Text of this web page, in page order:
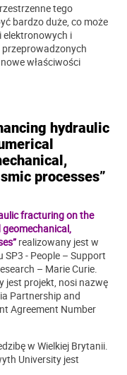
tego
bardzo duże, co może
elektronowych i
właściwości
hydraulic
processes”
fracturing on the
realizowany jest w
- People – Support
– Marie Curie.
jest projekt, nosi nazwę
Partnership and
Agreement Number
w Wielkiej Brytanii.
University jest